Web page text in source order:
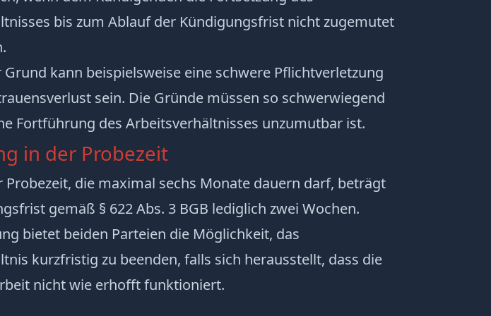
bis zum Ablauf der Kündigungsfrist nicht zugemutet
Grund kann beispielsweise eine schwere Pflichtverletzung
sein. Die Gründe müssen so schwerwiegend
Fortführung des Arbeitsverhältnisses unzumutbar ist.
in der Probezeit
Probezeit, die maximal sechs Monate dauern darf, beträgt
gemäß § 622 Abs. 3 BGB lediglich zwei Wochen.
bietet beiden Parteien die Möglichkeit, das
kurzfristig zu beenden, falls sich herausstellt, dass die
nicht wie erhofft funktioniert.